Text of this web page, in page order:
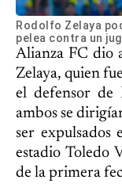
Rodolfo Zelaya
pelea contra un
Alianza FC dio
Zelaya, quien
el defensor de
ambos se
ser expulsados
estadio Toledo
de la primera